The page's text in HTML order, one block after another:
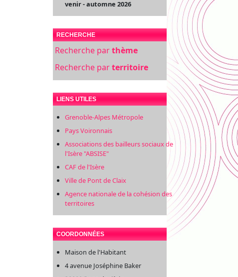
venir - automne 2026
RECHERCHE
Recherche parthème
Recherche parterritoire
LIENS UTILES
Grenoble-Alpes Métropole
Pays Voironnais
Associations des bailleurs sociaux de
l'Isère "ABSISE"
CAF de l'Isère
Ville de Pont de Claix
Agence nationale de la cohésion des
territoires
COORDONNÉES
Maison de l'Habitant
4 avenue Joséphine Baker